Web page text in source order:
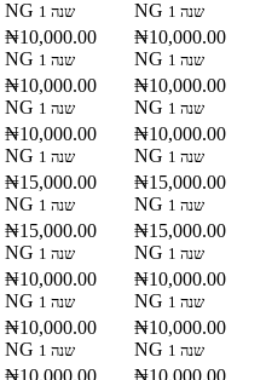
NG 1 שנה NG 1 שנה
₦10,000.00
NG
1 שנה
₦10,000.00
NG
1 שנה
₦10,000.00
NG
1 שנה
₦10,000.00
NG
1 שנה
₦10,000.00
NG
1 שנה
₦10,000.00
NG
1 שנה
₦15,000.00
NG
1 שנה
₦15,000.00
NG
1 שנה
₦15,000.00
NG
1 שנה
₦15,000.00
NG
1 שנה
₦10,000.00
NG
1 שנה
₦10,000.00
NG
1 שנה
₦10,000.00
NG
1 שנה
₦10,000.00
NG
1 שנה